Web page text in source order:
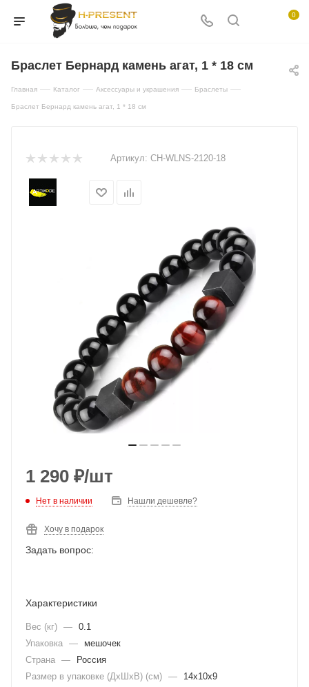
0
Браслет Бернард камень агат, 1 * 18 см
Главная — Каталог — Аксессуары и украшения — Браслеты —
Браслет Бернард камень агат, 1 * 18 см
Артикул: CH-WLNS-2120-18
1 290 ₽/шт
Нет в наличии Нашли дешевле?
Хочу в подарок
Задать вопрос:
Характеристики
Вес (кг) — 0.1
Упаковка —
мешочек
Страна —
Россия
Размер в упаковке (ДхШxВ) (см) —
14х10х9